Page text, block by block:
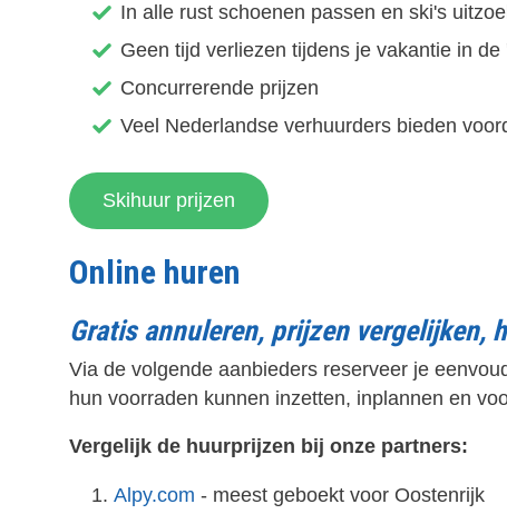
In alle rust schoenen passen en ski's
Geen tijd verliezen tijdens je vakantie in de
Concurrerende prijzen
Veel Nederlandse verhuurders bieden
Skihuur prijzen
Online huren
Gratis annuleren, prijzen vergelijken,
Via de volgende aanbieders reserveer je
hun voorraden kunnen inzetten, inplannen en
Vergelijk de huurprijzen bij onze partners:
Alpy.com - meest geboekt voor Oostenrijk